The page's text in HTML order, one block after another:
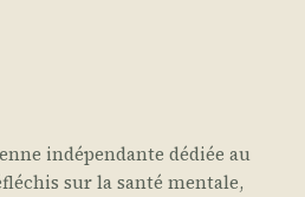
indépendante dédiée au
sur la santé mentale,